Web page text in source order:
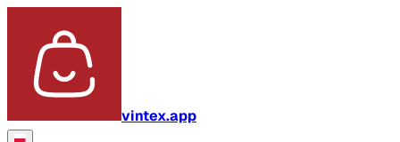
vintex.app